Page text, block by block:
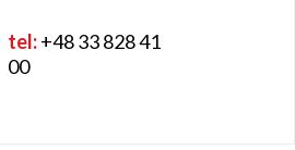
tel:+48 33 828 41
00